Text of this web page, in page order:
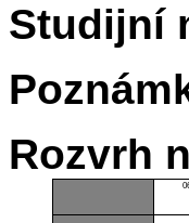
Studijní
Rozvrh